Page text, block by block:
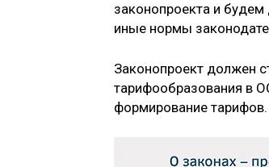
законопроекта и
иные нормы
Законопроект должен
тарифообразования в
формирование тарифов.